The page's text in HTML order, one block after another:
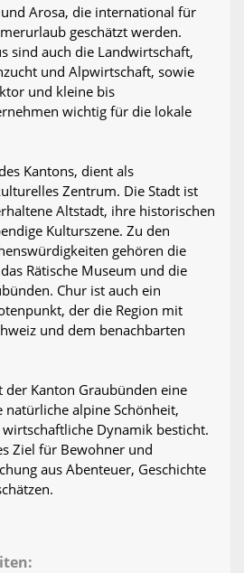
Arosa, die international für
geschätzt werden.
sind auch die Landwirtschaft,
und Alpwirtschaft, sowie
und kleine bis
wichtig für die lokale
Kantons, dient als
Zentrum. Die Stadt ist
Altstadt, ihre historischen
Kulturszene. Zu den
gehören die
Rätische Museum und die
Chur ist auch ein
der die Region mit
und dem benachbarten
der Kanton Graubünden eine
natürliche alpine Schönheit,
Dynamik besticht.
Ziel für Bewohner und
aus Abenteuer, Geschichte